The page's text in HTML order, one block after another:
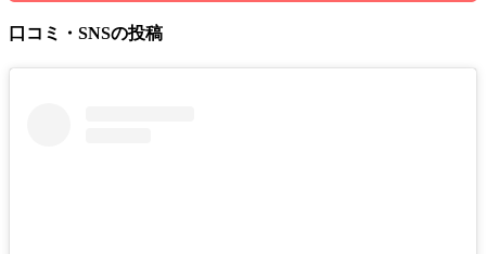
口コミ・SNSの投稿